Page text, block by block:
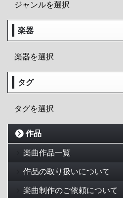
楽器
タグ
作品
楽曲作品一覧
作品の取り扱いについて
楽曲制作のご依頼について